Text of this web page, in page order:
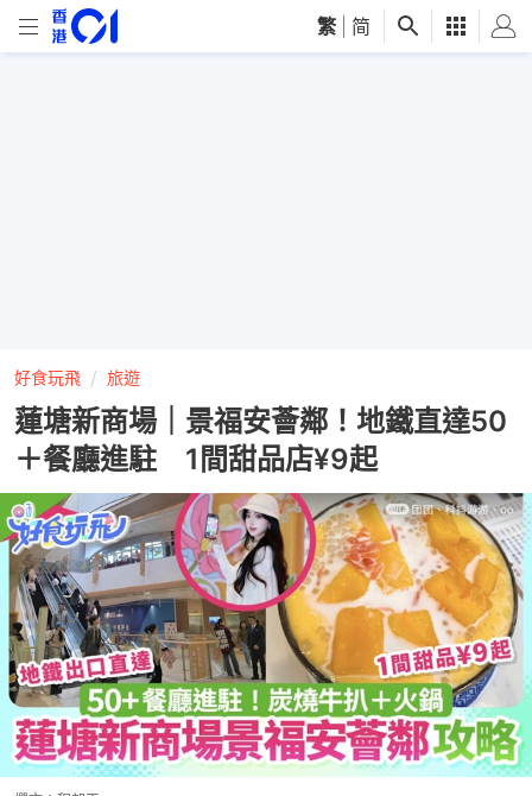
繁 简
好食玩飛 旅遊
蓮塘新商場｜景福安薈鄰！地鐵直達50
＋餐廳進駐 1間甜品店¥9起